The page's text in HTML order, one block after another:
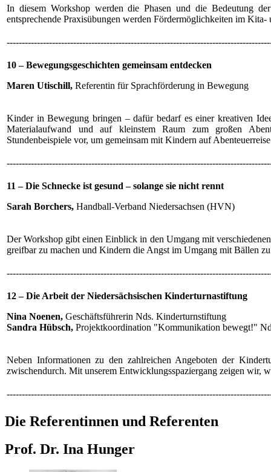
In diesem Workshop werden die Phasen und die Bedeutung
entsprechende Praxisübungen werden Fördermöglichkeiten im
10 – Bewegungsgeschichten gemeinsam entdecken
Maren Utischill, Referentin für Sprachförderung in Bewegung
Kinder in Bewegung bringen – dafür bedarf es einer kreativen
Materialaufwand und auf kleinstem Raum zum großen
Stundenbeispiele vor, um gemeinsam mit Kindern auf
11 – Die Schnecke ist gesund – solange sie nicht rennt
Sarah Borchers, Handball-Verband Niedersachsen (HVN)
Der Workshop gibt einen Einblick in den Umgang mit
greifbar zu machen und Kindern die Angst im Umgang mit Bällen
12 – Die Arbeit der Niedersächsischen Kinderturnastiftung
Nina Noenen, Geschäftsführerin Nds. Kinderturnstiftung
Sandra Hübsch, Projektkoordination "Kommunikation bewegt!"
Neben Informationen zu den zahlreichen Angeboten der
zwischendurch. Mit unserem Entwicklungsspaziergang zeigen wir,
Die Referentinnen und Referenten
Prof. Dr. Ina Hunger